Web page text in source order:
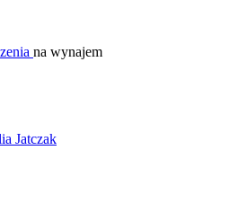
na wynajem